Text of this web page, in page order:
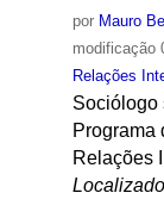
por Mauro
modificação
Relações
Sociólogo
Programa
Relações